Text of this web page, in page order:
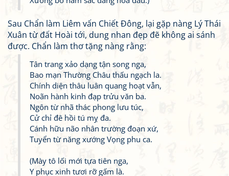
Sau Chẩn làm Liêm vấn Chiết Đông, lại gặp nàng Lý Thái
Xuân từ đất Hoài tới, dung nhan đẹp đẽ không ai sánh
được. Chẩn làm thơ tặng nàng rằng:
Tân trang xảo dạng tận song nga,
Bao mạn Thường Châu thấu ngạch la.
Chính diện thâu luân quang hoạt vẫn,
Noãn hành kinh đạp trửu văn ba.
Ngôn từ nhã thác phong lưu túc,
Cử chỉ đê hồi tú mỵ đa.
Cánh hữu não nhân trường đoạn xứ,
Tuyển từ năng xướng Vọng phu ca.
(Mày tô lối mới tựa tiên nga,
Y phục xinh tươi rỡ gấm là.